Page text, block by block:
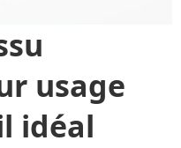
usage
idéal